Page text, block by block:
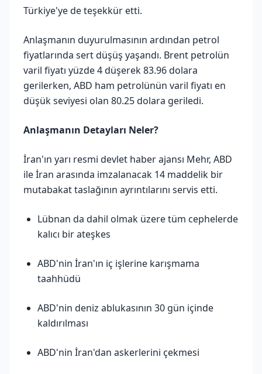
Türkiye'ye de teşekkür etti.
Anlaşmanın duyurulmasının ardından petrol
fiyatlarında sert düşüş yaşandı. Brent petrolün
varil fiyatı yüzde 4 düşerek 83.96 dolara
gerilerken, ABD ham petrolünün varil fiyatı en
düşük seviyesi olan 80.25 dolara geriledi.
Anlaşmanın Detayları Neler?
İran'ın yarı resmi devlet haber ajansı Mehr, ABD
ile İran arasında imzalanacak 14 maddelik bir
mutabakat taslağının ayrıntılarını servis etti.
Lübnan da dahil olmak üzere tüm cephelerde
kalıcı bir ateşkes
ABD'nin İran'ın iç işlerine karışmama
taahhüdü
ABD'nin deniz ablukasının 30 gün içinde
kaldırılması
ABD'nin İran'dan askerlerini çekmesi